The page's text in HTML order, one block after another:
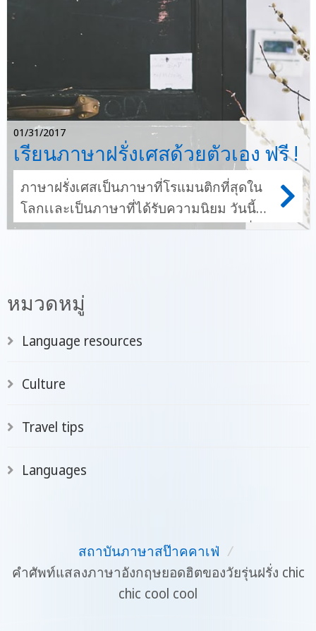
01/31/2017
เรียนภาษาฝรั่งเศสด้วยตัวเอง ฟรี !
ภาษาฝรั่งเศสเป็นภาษาที่โรแมนติกที่สุดใน
โลกเเละเป็นภาษาที่ได้รับความนิยม วันนี้
ทีมงานสปร๊าคคาเฟ่ได้รวบรวมช่องทางที่จะ
การฟังเพลง ฟังข่าว แปลเนื้อเพลง ทุกอย่างที่
เราจะบอกคุณนี้จะช่วยจุดประกายให้คุณ
อยากที่จะเรียนภาษาฝรั่งเศสแน่นอนค่ะ!
หมวดหมู่
Language resources
Culture
Travel tips
Languages
สถาบันภาษาสป๊าคคาเฟ่ /
คำศัพท์แสลงภาษาอังกฤษยอดฮิตของวัยรุ่นฝรั่ง chic
chic cool cool